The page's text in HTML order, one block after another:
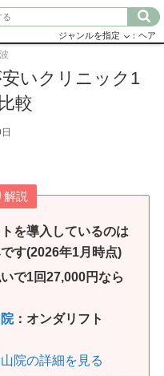
ジャンルを指定 ：ヘア
いクリニック1
較
解説
を導入しているのは
す(2026年1月時点)
で1回27,000円なら
：オンダリフト
院の詳細を見る